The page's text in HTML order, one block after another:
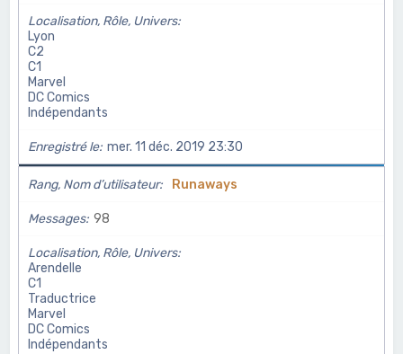
Localisation, Rôle, Univers
Lyon
C2
C1
Marvel
DC Comics
Indépendants
Enregistré le mer. 11 déc. 2019 23:30
Rang, Nom d’utilisateur Runaways
Messages 98
Localisation, Rôle, Univers
Arendelle
C1
Traductrice
Marvel
DC Comics
Indépendants